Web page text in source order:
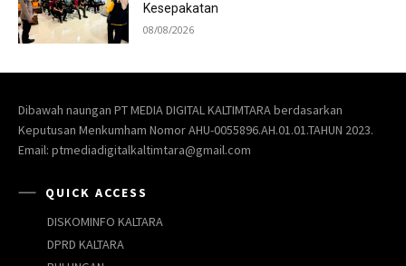
Kesepakatan
08/08/2026
Dibawah naungan PT MEDIA DIGITAL KALTIMTARA berdasarkan
Keputusan Menkumham Nomor AHU-0055896.AH.01.01.TAHUN 2023.
Email: ptmediadigitalkaltimtara@gmail.com
QUICK ACCESS
DISKOMINFO KALTARA
DPRD KALTARA